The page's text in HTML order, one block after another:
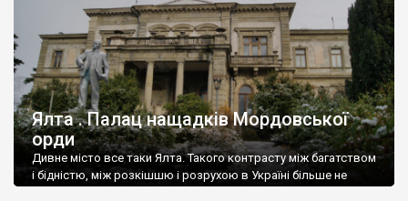
Ялта . Палац нащадків Мордовської
орди
Дивне місто все таки Ялта. Такого контрасту між багатством
і бідністю, між розкішшю і розрухою в Україні більше не